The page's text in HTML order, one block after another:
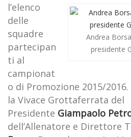
Andrea
presidente
l’elenco
delle
squadre
partecipan
ti al
campionat
o di Promozione 2015/2016.
la Vivace Grottaferrata del
Presidente Giampaolo
dell’Allenatore e Direttore